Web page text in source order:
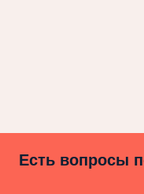
Есть вопросы